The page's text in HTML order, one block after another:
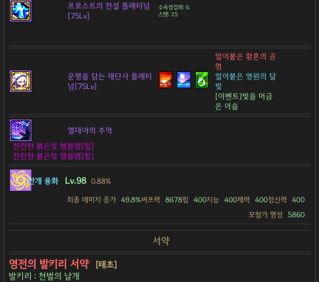
프로스트의 전설 플래티넘
[75Lv]
수속성강화: 6
스탯: 25
운명을 담는 재단사 플래티
넘[75Lv]
얼어붙은 황혼의 공
명
얼어붙은 영원의 달
빛
[이벤트]빛을 머금
은 이슬
열대야의 추억
찬란한 붉은빛 엠블렘[힘]
찬란한 붉은빛 엠블렘[힘]
안개 융화 Lv.98 0.88%
최종 데미지 증가 49.8%버프력 8678힘 400지능 400체력 400정신력
400
모험가 명성
5860
서약
영전의 발키리 서약
[태초]
발키리 : 천벌의 날개